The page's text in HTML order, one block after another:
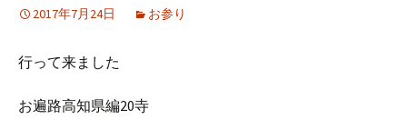
2017年7月24日 お参り
行って来ました
お遍路高知県編20寺